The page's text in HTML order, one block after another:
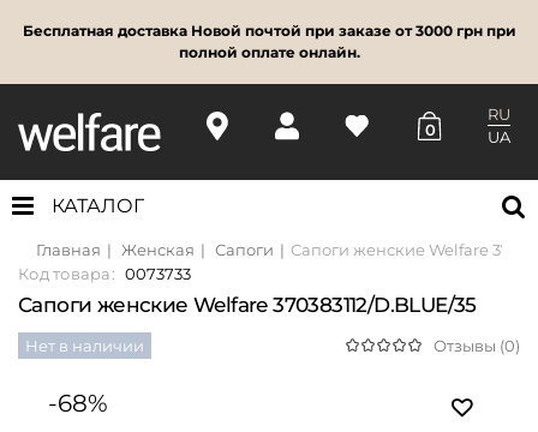
Бесплатная доставка Новой почтой при заказе от 3000 грн при
полной оплате онлайн.
0
RU
UA
КАТАЛОГ
Главная Женская Сапоги
Сапоги женские Welfare
Код товара: 0073733
Сапоги женские Welfare 370383112/D.BLUE/35
Нет в наличии Отзывы (0)
-68%